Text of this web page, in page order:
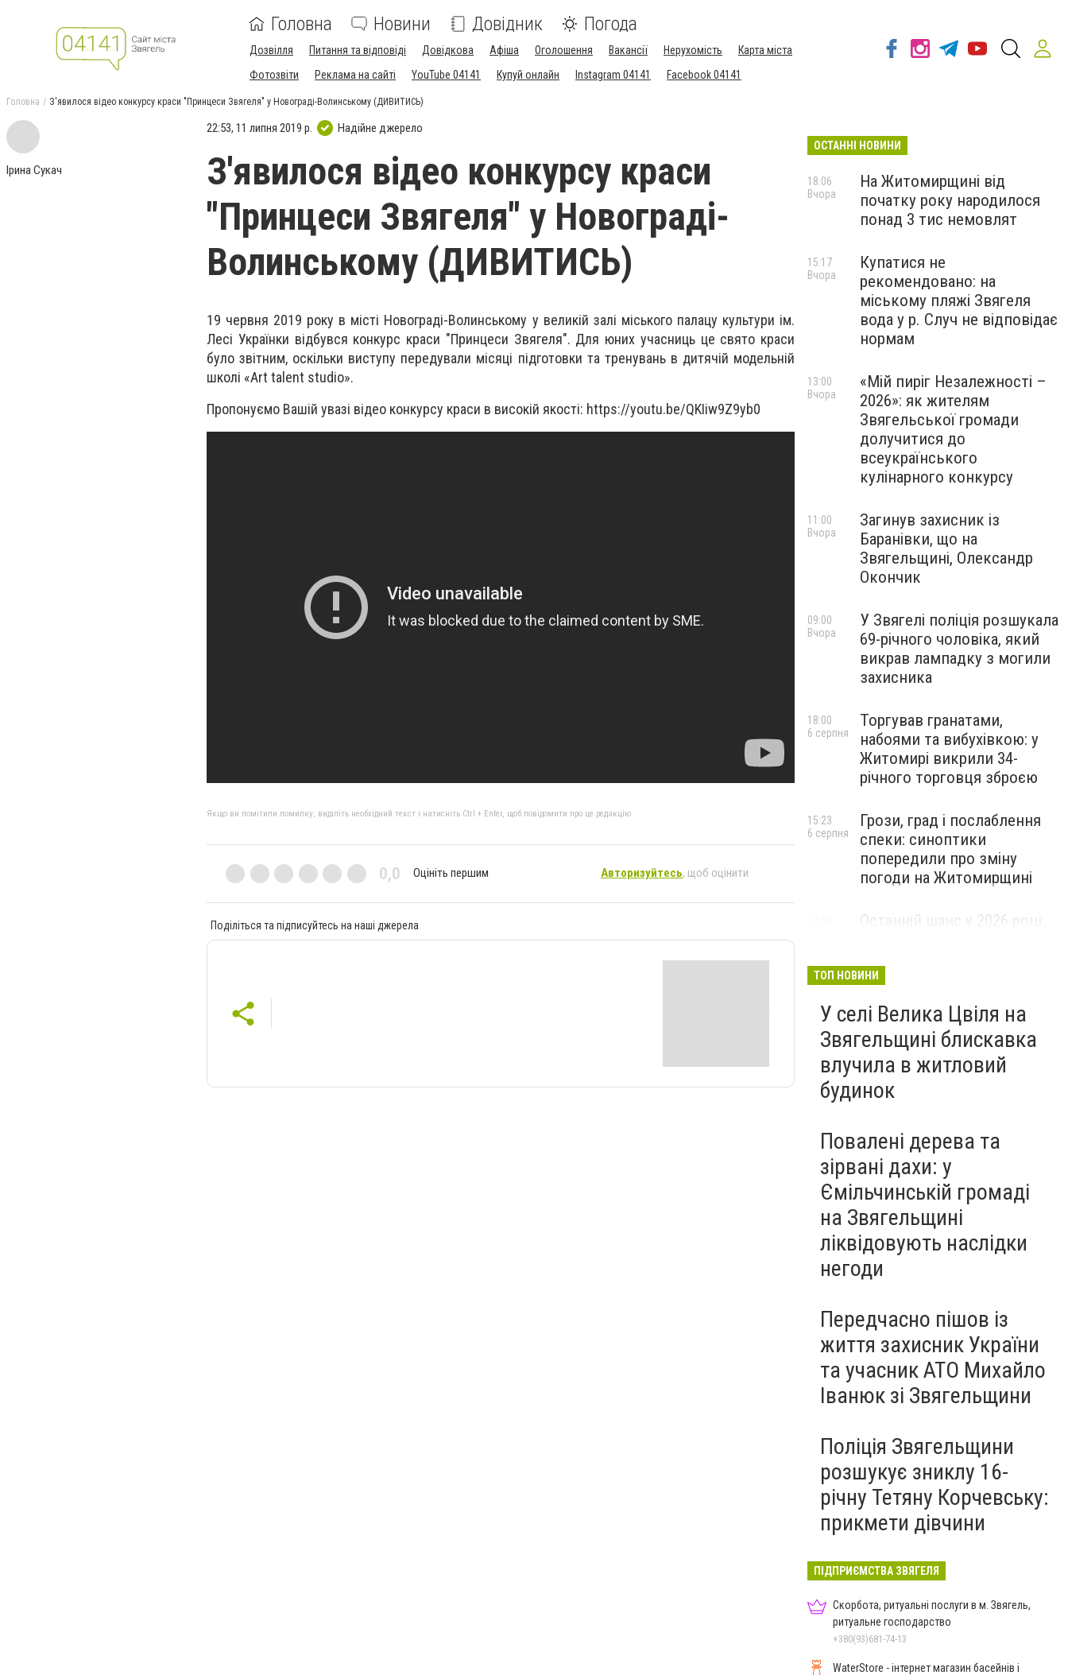
Головна Новини Довідник Погода
Дозвілля Питання та відповіді Довідкова Афіша Оголошення Вакансії Нерухомість
Карта міста
Фотозвіти
Реклама на сайті YouTube 04141 Купуй онлайн Instagram 04141 Facebook 04141
Головна З'явилося відео конкурсу краси "Принцеси Звягеля" у Новограді-Волинському (ДИВИТИСЬ)
Ірина Сукач
22:53, 11 липня 2019 р. Надійне джерело
З'явилося відео конкурсу краси
"Принцеси Звягеля" у Новограді-
Волинському (ДИВИТИСЬ)
19 червня 2019 року в місті Новограді-Волинському у великій залі міського палацу культури ім.
Лесі Українки відбувся конкурс краси "Принцеси Звягеля". Для юних учасниць це свято краси
було звітним, оскільки виступу передували місяці підготовки та тренувань в дитячій модельній
школі «Art talent studio».
Пропонуємо Вашій увазі відео конкурсу краси в високій якості: https://youtu.be/QKIiw9Z9yb0
Якщо ви помітили помилку, виділіть необхідний текст і натисніть Ctrl + Enter, щоб повідомити про це редакцію
0,0 Оцініть першим Авторизуйтесь, щоб оцінити
Поділіться та підписуйтесь на наші джерела
ОСТАННІ НОВИНИ
На Житомирщині від
початку року народилося
понад 3 тис немовлят
18:06
Вчора
Купатися не
рекомендовано: на
міському пляжі Звягеля
вода у р. Случ не відповідає
нормам
15:17
Вчора
«Мій пиріг Незалежності –
2026»: як жителям
Звягельської громади
долучитися до
всеукраїнського
кулінарного конкурсу
13:00
Вчора
Загинув захисник із
Баранівки, що на
Звягельщині, Олександр
Окончик
11:00
Вчора
У Звягелі поліція розшукала
69-річного чоловіка, який
викрав лампадку з могили
захисника
09:00
Вчора
Торгував гранатами,
набоями та вибухівкою: у
Житомирі викрили 34-
річного торговця зброєю
18:00
6 серпня
Грози, град і послаблення
спеки: синоптики
попередили про зміну
погоди на Житомирщині
15:23
6 серпня
Останній шанс у 2026 році:
майбутніх водійок автобусів
ТОП НОВИНИ
У селі Велика Цвіля на
Звягельщині блискавка
влучила в житловий
будинок
Повалені дерева та
зірвані дахи: у
Ємільчинській громаді
на Звягельщині
ліквідовують наслідки
негоди
Передчасно пішов із
життя захисник України
та учасник АТО Михайло
Іванюк зі Звягельщини
Поліція Звягельщини
розшукує зниклу 16-
річну Тетяну Корчевську:
прикмети дівчини
ПІДПРИЄМСТВА ЗВЯГЕЛЯ
Скорбота, ритуальні послуги в м. Звягель,
ритуальне господарство
+380(93)681-74-13
WaterStore - інтернет магазин басейнів і